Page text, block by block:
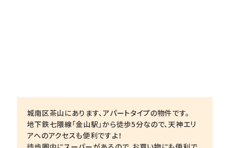
城南区茶山にあります、アパートタイプの物件です。
地下鉄七隈線「金山駅」から徒歩5分なので、天神エリ
アへのアクセスも便利ですよ！